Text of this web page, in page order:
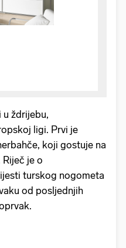
ždrijebu,
ligi. Prvi je
koji gostuje na
je o
turskog nogometa
od posljednjih